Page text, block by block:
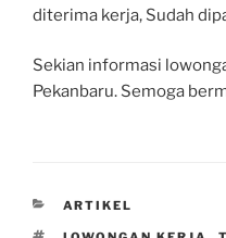
diterima kerja, Sudah
Sekian informasi
Pekanbaru. Semoga
CATEGORIES
ARTIKEL